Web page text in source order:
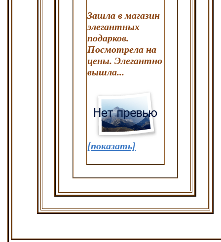
Зашла в магазин
элегантных
подарков.
Посмотрела на
цены. Элегантно
вышла...
[показать]